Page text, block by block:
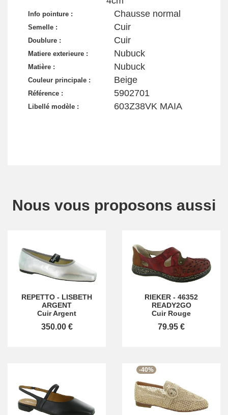
Info pointure : Chausse normal
Semelle : Cuir
Doublure : Cuir
Matiere exterieure : Nubuck
Matière : Nubuck
Couleur principale : Beige
Référence : 5902701
Libellé modèle : 603Z38VK MAIA
Nous vous proposons aussi
REPETTO - LISBETH
ARGENT
Cuir Argent
350.00 €
RIEKER - 46352
READY2GO
Cuir Rouge
79.95 €
-40%